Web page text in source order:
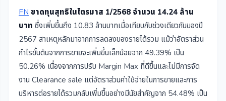
FN ขาดทุนสุทธิในไตรมาส 1/2568 จำนวน 14.24 ล้าน
บาท ซึ่งเพิ่มขึ้นถึง 10.83 ล้านบาทเมื่อเทียบกับช่วงเดียวกันของปี
2567 สาเหตุหลักมาจากการลดลงของรายได้รวม แม้ว่าอัตราส่วน
กำไรขั้นต้นจากการขายจะเพิ่มขึ้นเล็กน้อยจาก 49.39% เป็น
50.26% เนื่องจากการปรับ Margin Max ที่ดีขึ้นและไม่มีการจัด
งาน Clearance sale แต่อัตราส่วนค่าใช้จ่ายในการขายและการ
บริหารต่อรายได้รวมกลับเพิ่มขึ้นอย่างมีนัยสำคัญจาก 54.48% เป็น